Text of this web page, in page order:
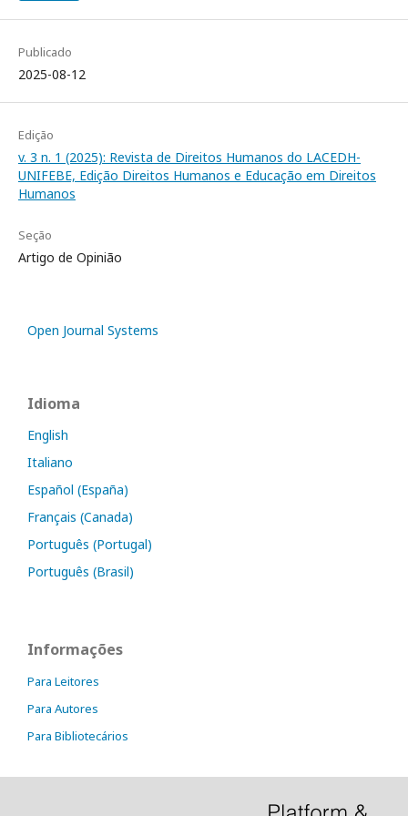
Publicado
2025-08-12
Edição
v. 3 n. 1 (2025): Revista de Direitos Humanos do LACEDH-
UNIFEBE, Edição Direitos Humanos e Educação em Direitos
Humanos
Seção
Artigo de Opinião
Open Journal Systems
Idioma
English
Italiano
Español (España)
Français (Canada)
Português (Portugal)
Português (Brasil)
Informações
Para Leitores
Para Autores
Para Bibliotecários